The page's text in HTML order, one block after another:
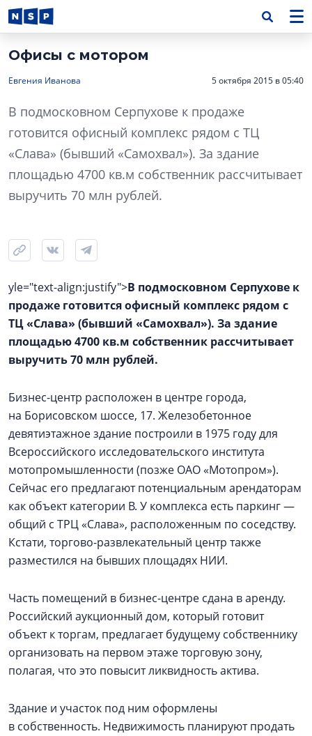
Офисы с мотором
Евгения Иванова 5 октября 2015 в 05:40
В подмосковном Серпухове к продаже
готовится офисный комплекс рядом с ТЦ
«Слава» (бывший «Самохвал»). За здание
площадью 4700 кв.м собственник рассчитывает
выручить 70 млн рублей.
yle="text-align:justify">В подмосковном Серпухове к
продаже готовится офисный комплекс рядом с
ТЦ «Слава» (бывший «Самохвал»). За здание
площадью 4700 кв.м собственник рассчитывает
выручить 70 млн рублей.
Бизнес-центр расположен в центре города,
на Борисовском шоссе, 17. Железобетонное
девятиэтажное здание построили в 1975 году для
Всероссийского исследовательского института
мотопромышленности (позже ОАО «Мотопром»).
Сейчас его предлагают потенциальным арендаторам
как объект категории В. У комплекса есть паркинг —
общий с ТРЦ «Слава», расположенным по соседству.
Кстати, торгово-развлекательный центр также
разместился на бывших площадях НИИ.
Часть помещений в бизнес-центре сдана в аренду.
Российский аукционный дом, который готовит
объект к торгам, предлагает будущему собственнику
организовать на первом этаже торговую зону,
полагая, что это повысит ликвидность актива.
Здание и участок под ним оформлены
в собственность. Недвижимость планируют продать